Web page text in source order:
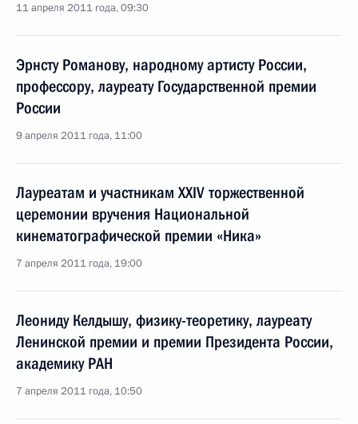
11 апреля 2011 года, 09:30
Эрнсту Романову, народному артисту России,
профессору, лауреату Государственной премии
России
9 апреля 2011 года, 11:00
Лауреатам и участникам XXIV торжественной
церемонии вручения Национальной
кинематографической премии «Ника»
7 апреля 2011 года, 19:00
Леониду Келдышу, физику-теоретику, лауреату
Ленинской премии и премии Президента России,
академику РАН
7 апреля 2011 года, 10:50